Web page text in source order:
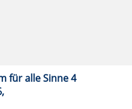
für alle Sinne 4